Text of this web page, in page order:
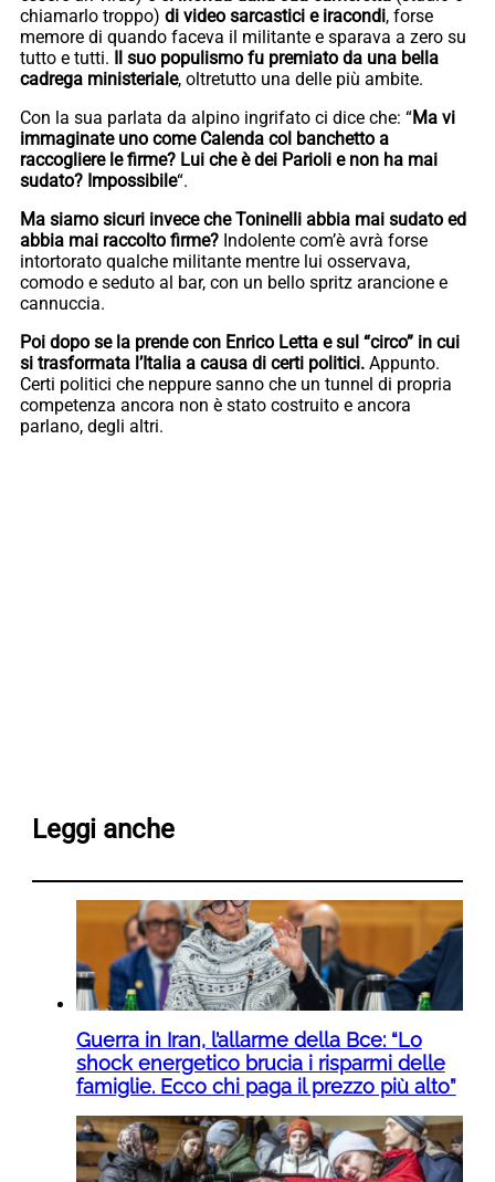
chiamarlo troppo) di video sarcastici e iracondi, forse
memore di quando faceva il militante e sparava a zero su
tutto e tutti. Il suo populismo fu premiato da una bella
cadrega ministeriale, oltretutto una delle più ambite.
Con la sua parlata da alpino ingrifato ci dice che: “Ma vi
immaginate uno come Calenda col banchetto a
raccogliere le firme? Lui che è dei Parioli e non ha mai
sudato? Impossibile“.
Ma siamo sicuri invece che Toninelli abbia mai sudato ed
abbia mai raccolto firme? Indolente com’è avrà forse
intortorato qualche militante mentre lui osservava,
comodo e seduto al bar, con un bello spritz arancione e
cannuccia.
Poi dopo se la prende con Enrico Letta e sul “circo” in cui
si trasformata l’Italia a causa di certi politici. Appunto.
Certi politici che neppure sanno che un tunnel di propria
competenza ancora non è stato costruito e ancora
parlano, degli altri.
Leggi anche
Guerra in Iran, l’allarme della Bce: “Lo
shock energetico brucia i risparmi delle
famiglie. Ecco chi paga il prezzo più alto”